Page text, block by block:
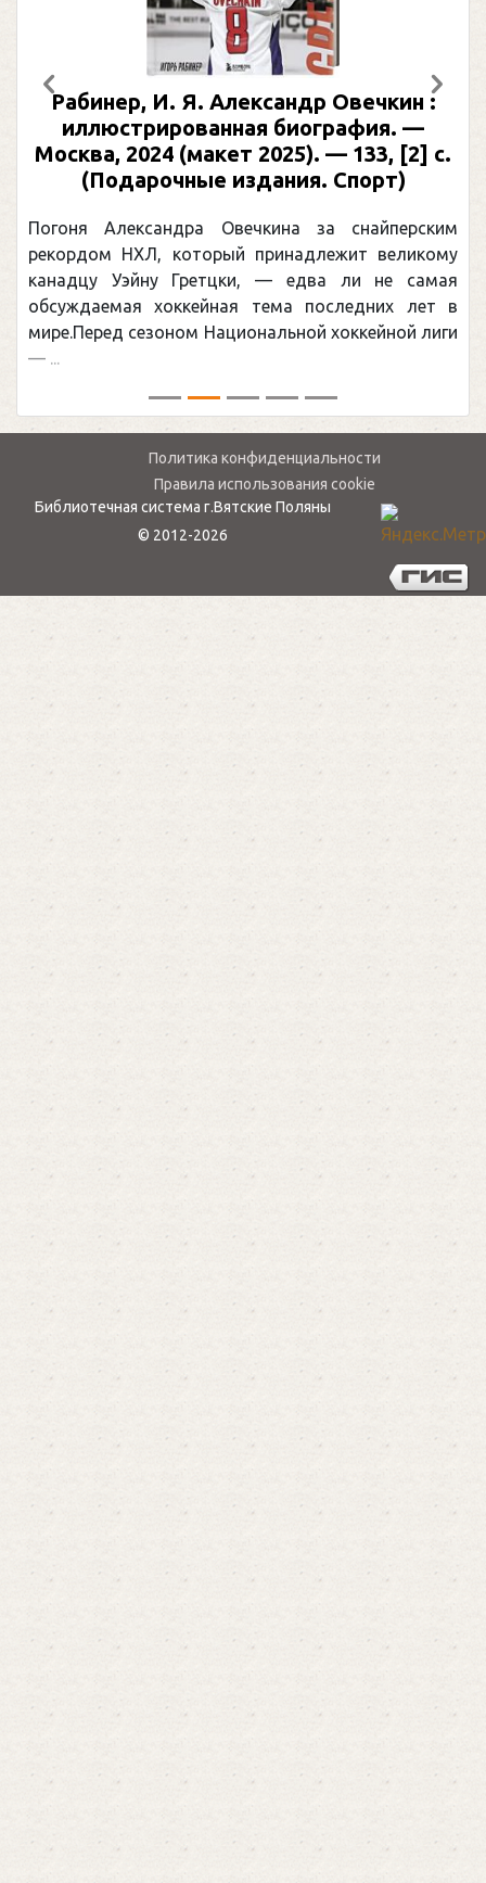
Рабинер, И. Я. Александр Овечкин :
иллюстрированная биография. —
Москва, 2024 (макет 2025). — 133, [2] с.
(Подарочные издания. Спорт)
Погоня Александра Овечкина за снайперским
рекордом НХЛ, который принадлежит великому
канадцу Уэйну Гретцки, — едва ли не самая
обсуждаемая хоккейная тема последних лет в
мире.Перед сезоном Национальной хоккейной лиги
— ...
Предыдущий
Политика конфиденциальности
Правила использования cookie
Библиотечная система г.Вятские Поляны
© 2012-2026